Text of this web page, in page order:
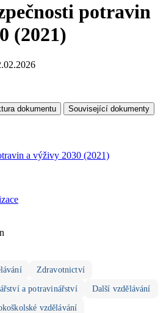
potravin
(2021)
dokumentu
Související dokumenty
a výživy 2030 (2021)
Zdravotnictví
a potravinářství Další vzdělávání
vzdělávání